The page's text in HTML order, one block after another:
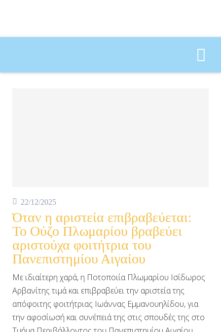
22/12/2025
Όταν η αριστεία επιβραβεύεται:
Το Ούζο Πλωμαρίου βραβεύει
αριστούχα φοιτήτρια του
Πανεπιστημίου Αιγαίου
Με ιδιαίτερη χαρά, η Ποτοποιία Πλωμαρίου Ισίδωρος
Αρβανίτης τιμά και επιβραβεύει την αριστεία της
απόφοιτης φοιτήτριας Ιωάννας Εμμανουηλίδου, για
την αφοσίωσή και συνέπειά της στις σπουδές της στο